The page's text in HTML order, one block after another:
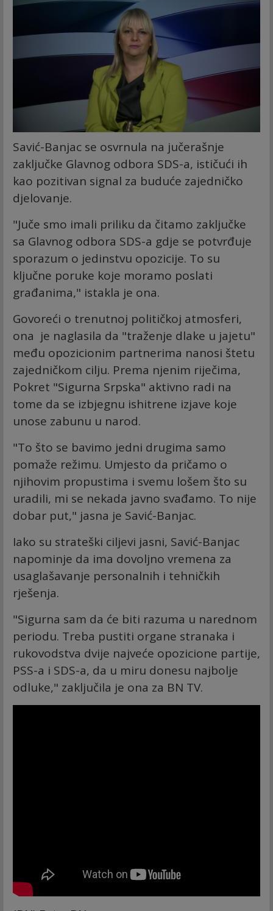
Savić-Banjac se osvrnula na jučerašnje
zaključke Glavnog odbora SDS-a, ističući ih
kao pozitivan signal za buduće zajedničko
djelovanje.
"Juče smo imali priliku da čitamo zaključke
sa Glavnog odbora SDS-a gdje se potvrđuje
sporazum o jedinstvu opozicije. To su
ključne poruke koje moramo poslati
građanima," istakla je ona.
Govoreći o trenutnoj političkoj atmosferi,
ona je naglasila da "traženje dlake u jajetu"
među opozicionim partnerima nanosi štetu
zajedničkom cilju. Prema njenim riječima,
Pokret "Sigurna Srpska" aktivno radi na
tome da se izbjegnu ishitrene izjave koje
unose zabunu u narod.
"To što se bavimo jedni drugima samo
pomaže režimu. Umjesto da pričamo o
njihovim propustima i svemu lošem što su
uradili, mi se nekada javno svađamo. To nije
dobar put," jasna je Savić-Banjac.
Iako su strateški ciljevi jasni, Savić-Banjac
napominje da ima dovoljno vremena za
usaglašavanje personalnih i tehničkih
rješenja.
"Sigurna sam da će biti razuma u narednom
periodu. Treba pustiti organe stranaka i
rukovodstva dvije najveće opozicione partije,
PSS-a i SDS-a, da u miru donesu najbolje
odluke," zaključila je ona za BN TV.